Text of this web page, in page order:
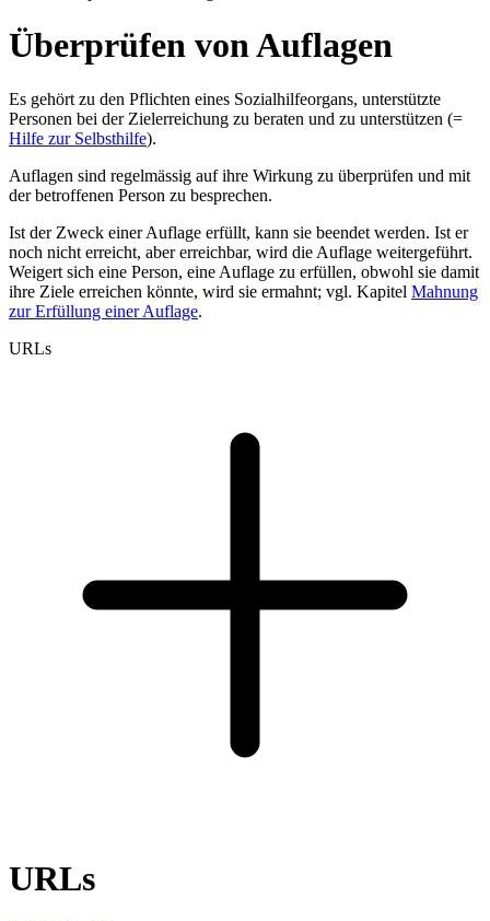
Überprüfen von Auflagen
Es gehört zu den Pflichten eines Sozialhilfeorgans, unterstützte
Personen bei der Zielerreichung zu beraten und zu unterstützen (=
Hilfe zur Selbsthilfe).
Auflagen sind regelmässig auf ihre Wirkung zu überprüfen und mit
der betroffenen Person zu besprechen.
Ist der Zweck einer Auflage erfüllt, kann sie beendet werden. Ist er
noch nicht erreicht, aber erreichbar, wird die Auflage weitergeführt.
Weigert sich eine Person, eine Auflage zu erfüllen, obwohl sie damit
ihre Ziele erreichen könnte, wird sie ermahnt; vgl. Kapitel Mahnung
zur Erfüllung einer Auflage.
URLs
URLs